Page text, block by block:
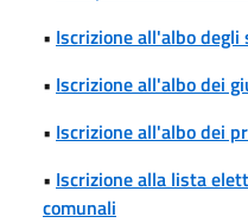
• Iscrizione all'albo
• Iscrizione all'albo dei
• Iscrizione all'albo dei
• Iscrizione alla lista
comunali